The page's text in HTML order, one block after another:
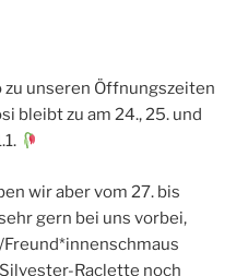
unseren Öffnungszeiten
bleibt zu am 24., 25. und
wir aber vom 27. bis
gern bei uns vorbei,
Raclette noch